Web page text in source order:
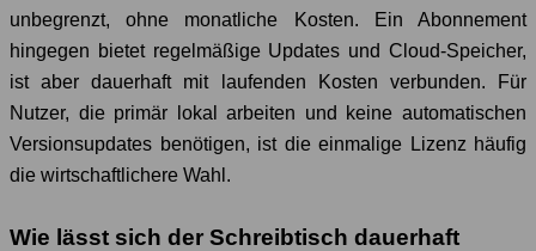
unbegrenzt, ohne monatliche Kosten. Ein Abonnement
hingegen bietet regelmäßige Updates und Cloud-Speicher,
ist aber dauerhaft mit laufenden Kosten verbunden. Für
Nutzer, die primär lokal arbeiten und keine automatischen
Versionsupdates benötigen, ist die einmalige Lizenz häufig
die wirtschaftlichere Wahl.
Wie lässt sich der Schreibtisch dauerhaft